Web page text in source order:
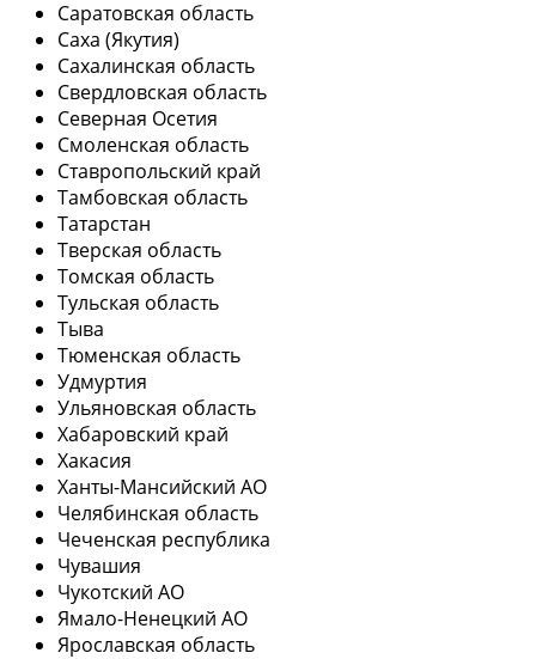
Саратовская область
Саха (Якутия)
Сахалинская область
Свердловская область
Северная Осетия
Смоленская область
Ставропольский край
Тамбовская область
Татарстан
Тверская область
Томская область
Тульская область
Тыва
Тюменская область
Удмуртия
Ульяновская область
Хабаровский край
Хакасия
Ханты-Мансийский АО
Челябинская область
Чеченская республика
Чувашия
Чукотский АО
Ямало-Ненецкий АО
Ярославская область